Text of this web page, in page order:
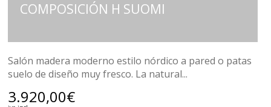
COMPOSICIÓN H SUOMI
Salón madera moderno estilo nórdico a pared o patas
suelo de diseño muy fresco. La natural...
3.920,00€